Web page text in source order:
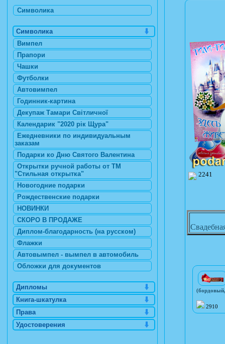
2241
2910
Символика
Символика
Вимпел
Прапори
Чашки
Футболки
Автовимпел
Годинник-картина
Декупаж Тамари Світличної
Календарик "2020 рік Щура"
Ежедневники по индивидуальным
заказам
Подарки ко Дню Святого Валентина
Открытки ручной работы от ТМ
"Стильная открытка"
Новогодние подарки
Рождественские подарки
НОВИНКИ
СКОРО В ПРОДАЖЕ
Диплом-благодарность (на русском)
Флажки
Автовымпел - вымпел в автомобиль
Обложки для документов
Дипломы
Книга-шкатулка
Права
Удостоверения